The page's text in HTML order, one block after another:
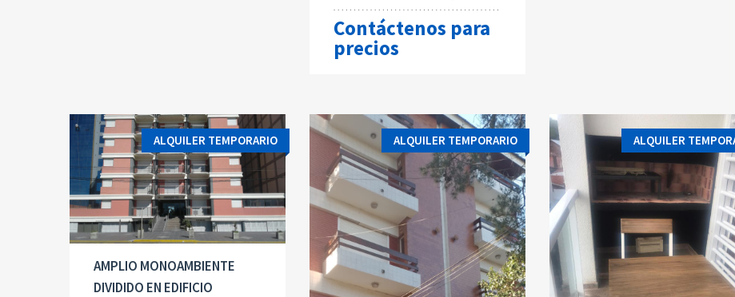
Contáctenos para
precios
ALQUILER TEMPORARIO
AMPLIO MONOAMBIENTE
DIVIDIDO EN EDIFICIO
ALQUILER TEMPORARIO ALQUILER